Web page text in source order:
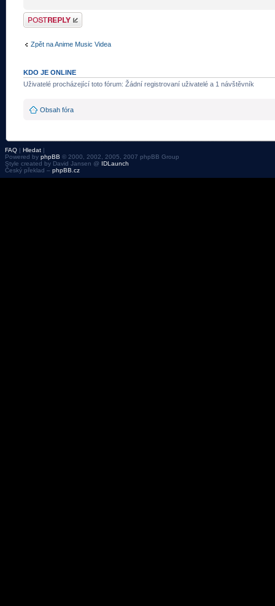
Odeslat odpověď
Zpět na Anime Music Videa
KDO JE ONLINE
Uživatelé procházející toto fórum: Žádní registrovaní uživatelé a 1 návštěvník
Obsah fóra
FAQ | Hledat |
Powered by phpBB © 2000, 2002, 2005, 2007 phpBB Group
Style created by David Jansen @ IDLaunch
Český překlad – phpBB.cz